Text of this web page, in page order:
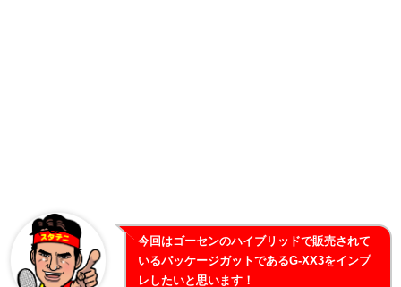
今回はゴーセンのハイブリッドで販売されて
いるパッケージガットであるG-XX3をインプ
レしたいと思います！